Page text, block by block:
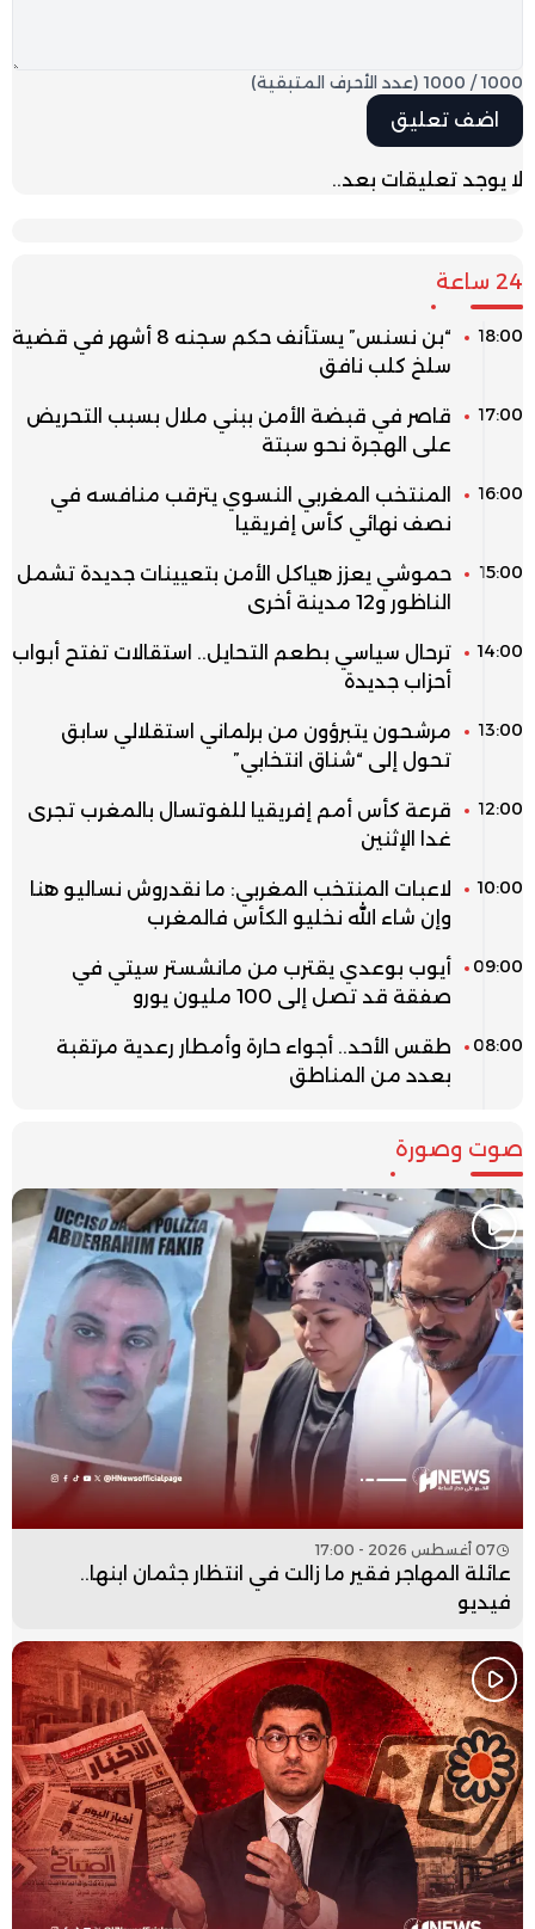
1000
/
1000 (عدد الأحرف المتبقية)
لا يوجد تعليقات بعد..
24 ساعة
18:00
“بن نسنس” يستأنف حكم سجنه 8 أشهر في قضية
سلخ كلب نافق
17:00
قاصر في قبضة الأمن ببني ملال بسبب التحريض
على الهجرة نحو سبتة
16:00
المنتخب المغربي النسوي يترقب منافسه في
نصف نهائي كأس إفريقيا
15:00
حموشي يعزز هياكل الأمن بتعيينات جديدة تشمل
الناظور و12 مدينة أخرى
14:00
ترحال سياسي بطعم التحايل.. استقالات تفتح أبواب
أحزاب جديدة
13:00
مرشحون يتبرؤون من برلماني استقلالي سابق
تحول إلى “شناق انتخابي”
12:00
قرعة كأس أمم إفريقيا للفوتسال بالمغرب تجرى
غدا الإثنين
10:00
لاعبات المنتخب المغربي: ما نقدروش نساليو هنا
وإن شاء الله نخليو الكأس فالمغرب
09:00
أيوب بوعدي يقترب من مانشستر سيتي في
صفقة قد تصل إلى 100 مليون يورو
08:00
طقس الأحد.. أجواء حارة وأمطار رعدية مرتقبة
بعدد من المناطق
صوت وصورة
07 أغسطس 2026 - 17:00
عائلة المهاجر فقير ما زالت في انتظار جثمان ابنها..
فيديو